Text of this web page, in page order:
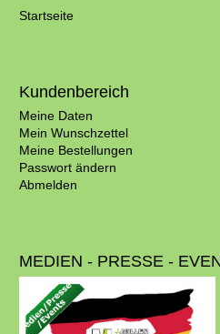
Startseite
Kundenbereich
Meine Daten
Mein Wunschzettel
Meine Bestellungen
Passwort ändern
Abmelden
MEDIEN - PRESSE -